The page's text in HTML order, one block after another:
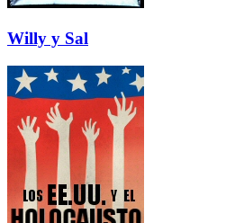
Willy y Sal